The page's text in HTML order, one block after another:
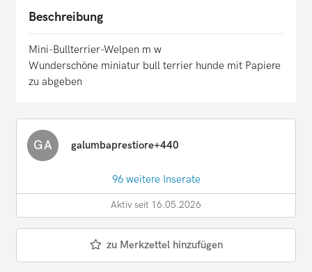
Beschreibung
Mini-Bullterrier-Welpen m w
Wunderschöne miniatur bull terrier hunde mit Papiere
zu abgeben
GA galumbaprestiore+440
96 weitere Inserate
Aktiv seit 16.05.2026
zu Merkzettel hinzufügen